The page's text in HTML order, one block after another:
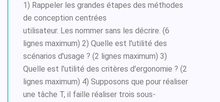
1) Rappeler les grandes étapes des méthodes
de conception centrées
utilisateur. Les nommer sans les décrire. (6
lignes maximum) 2) Quelle est l'utilité des
scénarios d'usage ? (2 lignes maximum) 3)
Quelle est l'utilité des critères d'ergonomie ? (2
lignes maximum) 4) Supposons que pour réaliser
une tâche T, il faille réaliser trois sous-